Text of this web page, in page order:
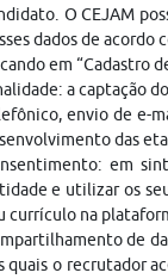
O CEJAM
dados de acordo
em “Cadastro
a captação
envio de e-
das
em
e utilizar os
currículo na
de
quais o recrutador